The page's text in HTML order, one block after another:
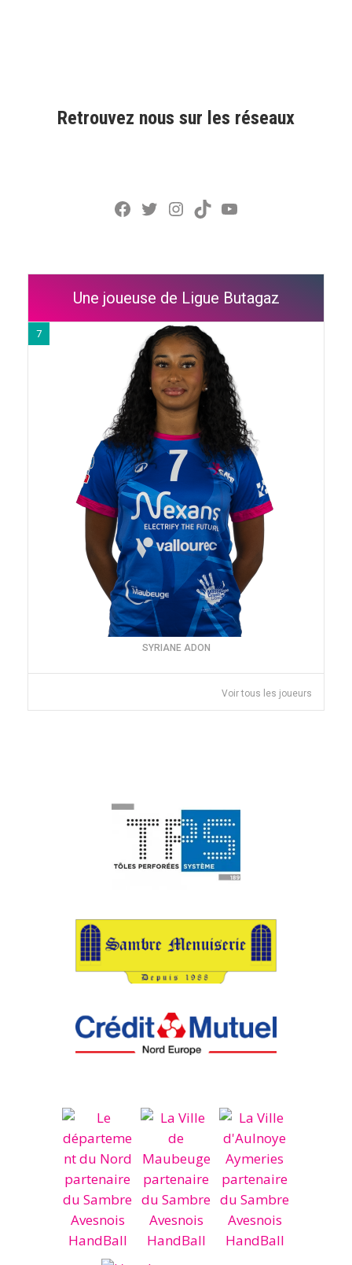
Retrouvez nous sur les réseaux
Facebook
Twitter
Instagram
TikTokYouTube
Une joueuse de Ligue Butagaz
7
SYRIANE ADON
Voir tous les joueurs